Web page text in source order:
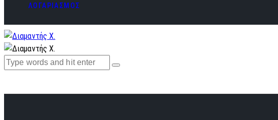
ΛΟΓΑΡΙΑΣΜΟΣ